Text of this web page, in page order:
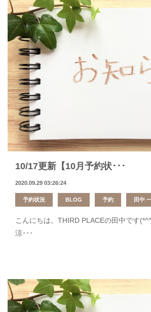
10/17更新【10月予約状･･･
2020.09.29 03:26:24
予約状況 BLOG 予約 田中
こんにちは。THIRD PLACEの田中です
涼･･･